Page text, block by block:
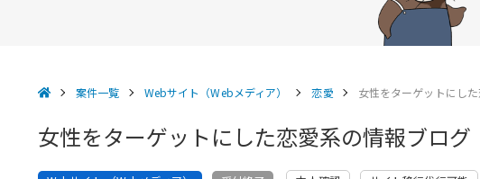
案件一覧 Webサイト（Webメディア） 恋愛 女性をターゲットにし
女性をターゲットにした恋愛系の情報ブログ